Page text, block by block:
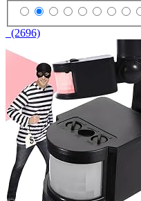
(2696)